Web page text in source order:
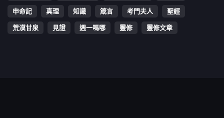
申命記
真理 知識 箴言 考門夫人
聖經
荒漠甘泉
見證 週一嗎哪 靈修 靈修文章